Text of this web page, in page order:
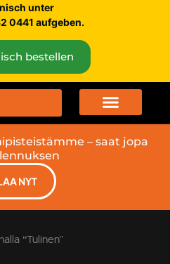
unter
0441 aufgeben.
bestellen
– saat jopa
NYT
“Tulinen”